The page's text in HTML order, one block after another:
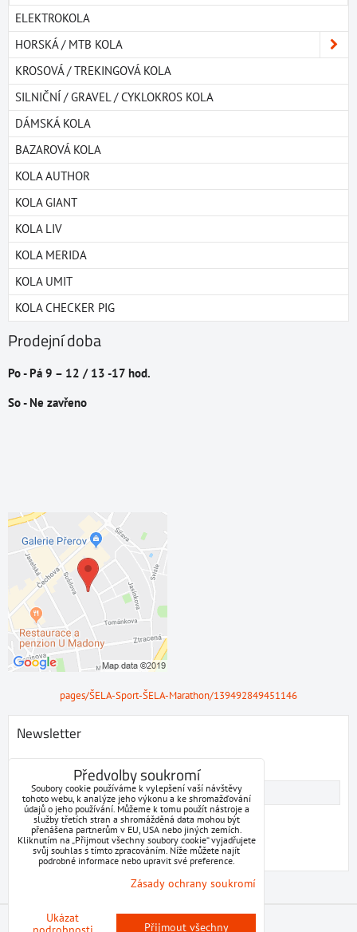
ELEKTROKOLA
HORSKÁ / MTB KOLA
KROSOVÁ / TREKINGOVÁ KOLA
SILNIČNÍ / GRAVEL / CYKLOKROS KOLA
DÁMSKÁ KOLA
BAZAROVÁ KOLA
KOLA AUTHOR
KOLA GIANT
KOLA LIV
KOLA MERIDA
KOLA UMIT
KOLA CHECKER PIG
Prodejní doba
Po - Pá 9 – 12 / 13 -17 hod.
So - Ne zavřeno
pages/ŠELA-Sport-ŠELA-Marathon/139492849451146
Newsletter
Odebírat naše novinky:
Chci se přihlásit k odběru novinek e-mailem
Odebírat
Předvolby soukromí Zásady ochrany soukromí
Předvolby soukromí
Soubory cookie používáme k vylepšení vaší návštěvy
tohoto webu, k analýze jeho výkonu a ke shromažďování
údajů o jeho používání. Můžeme k tomu použít nástroje a
služby třetích stran a shromážděná data mohou být
přenášena partnerům v EU, USA nebo jiných zemích.
Kliknutím na „Přijmout všechny soubory cookie“ vyjadřujete
svůj souhlas s tímto zpracováním. Níže můžete najít
podrobné informace nebo upravit své preference.
Zásady ochrany soukromí
Ukázat
Přijmout všechny